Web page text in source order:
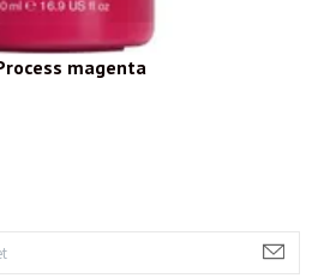
magenta